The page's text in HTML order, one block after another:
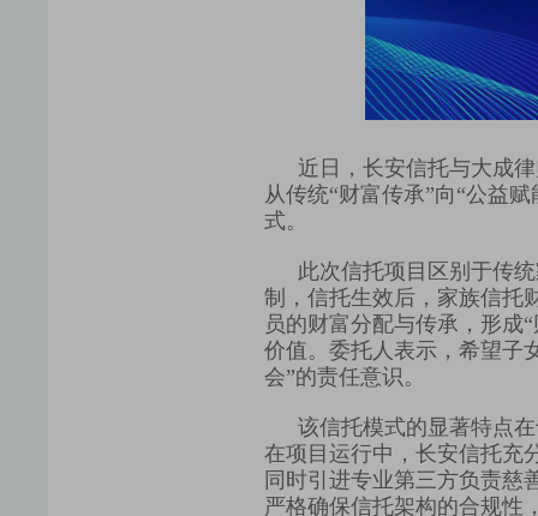
近日，长安信托与大成
从传统“财富传承”向“公益赋
式。
此次信托项目区别于传
制
，信托生效后，家族信
员的财富分配与传承， 形成
价值。 委托人表示，希望子
会”的责任意识。
该信托模式的显著特点
在项目运行中， 长安信托充
同时引进专业第三方负责慈
严格确保信托架构的合规性